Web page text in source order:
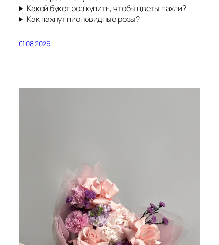
Какой букет роз купить, чтобы цветы пахли?
Как пахнут пионовидные розы?
01.08.2026